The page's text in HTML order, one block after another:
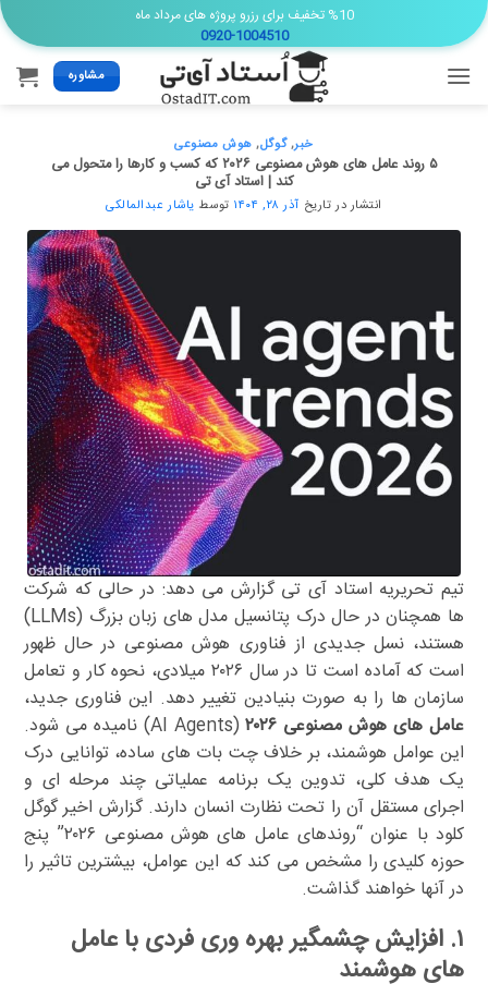
Skip
to
content
%10 تخفیف برای رزرو پروژه های مرداد ماه
0920-1004510
مشاوره
خبر,گوگل, هوش مصنوعی
۵ روند عامل های هوش مصنوعی ۲۰۲۶ که کسب و کارها را متحول می
کند | استاد آی تی
انتشار در تاریخ آذر ۲۸, ۱۴۰۴ توسط یاشار عبدالمالکی
تیم تحریریه استاد آی تی گزارش می دهد: در حالی که شرکت
ها همچنان در حال درک پتانسیل مدل های زبان بزرگ (LLMs)
هستند، نسل جدیدی از فناوری هوش مصنوعی در حال ظهور
است که آماده است تا در سال ۲۰۲۶ میلادی، نحوه کار و تعامل
سازمان ها را به صورت بنیادین تغییر دهد. این فناوری جدید،
عامل های هوش مصنوعی ۲۰۲۶
(AI Agents) نامیده می شود.
این عوامل هوشمند، بر خلاف چت بات های ساده، توانایی درک
یک هدف کلی، تدوین یک برنامه عملیاتی چند مرحله ای و
اجرای مستقل آن را تحت نظارت انسان دارند. گزارش اخیر گوگل
کلود با عنوان “روندهای عامل های هوش مصنوعی ۲۰۲۶” پنج
حوزه کلیدی را مشخص می کند که این عوامل، بیشترین تاثیر را
در آنها خواهند گذاشت.
۱. افزایش چشمگیر بهره وری فردی با عامل
های هوشمند